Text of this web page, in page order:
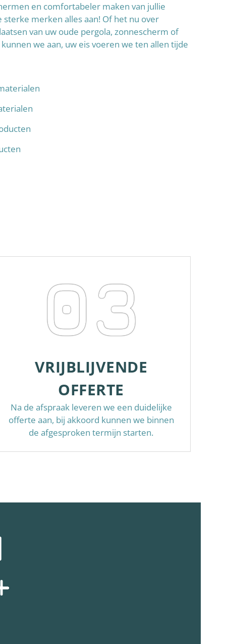
en comfortabeler maken van jullie
merken alles aan! Of het nu over
van uw oude pergola, zonnescherm of
we aan, uw eis voeren we ten allen tijde
03
VRIJBLIJVENDE
OFFERTE
Na de afspraak leveren we een duidelijke
offerte aan, bij akkoord kunnen we binnen
de afgesproken termijn starten.